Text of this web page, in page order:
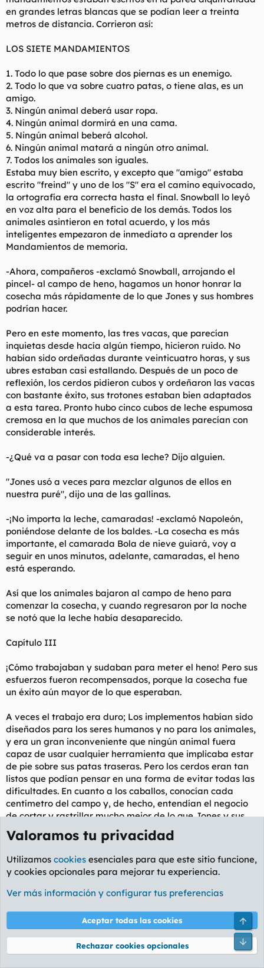
en grandes letras blancas que se podían leer a treinta
metros de distancia. Corrieron así:
LOS SIETE MANDAMIENTOS
1. Todo lo que pase sobre dos piernas es un enemigo.
2. Todo lo que va sobre cuatro patas, o tiene alas, es un
amigo.
3. Ningún animal deberá usar ropa.
4. Ningún animal dormirá en una cama.
5. Ningún animal beberá alcohol.
6. Ningún animal matará a ningún otro animal.
7. Todos los animales son iguales.
Estaba muy bien escrito, y excepto que "amigo" estaba
escrito "freind" y uno de los "S" era el camino equivocado,
la ortografía era correcta hasta el final. Snowball lo leyó
en voz alta para el beneficio de los demás. Todos los
animales asintieron en total acuerdo, y los más
inteligentes empezaron de inmediato a aprender los
Mandamientos de memoria.
-Ahora, compañeros -exclamó Snowball, arrojando el
pincel- al campo de heno, hagamos un honor honrar la
cosecha más rápidamente de lo que Jones y sus hombres
podrían hacer.
Pero en este momento, las tres vacas, que parecían
inquietas desde hacía algún tiempo, hicieron ruido. No
habían sido ordeñadas durante veinticuatro horas, y sus
ubres estaban casi estallando. Después de un poco de
reflexión, los cerdos pidieron cubos y ordeñaron las vacas
con bastante éxito, sus trotones estaban bien adaptados
a esta tarea. Pronto hubo cinco cubos de leche espumosa
cremosa en la que muchos de los animales parecían con
considerable interés.
-¿Qué va a pasar con toda esa leche? Dijo alguien.
"Jones usó a veces para mezclar algunos de ellos en
nuestra puré", dijo una de las gallinas.
-¡No importa la leche, camaradas! -exclamó Napoleón,
poniéndose delante de los baldes. -La cosecha es más
importante, el camarada Bola de nieve guiará, voy a
seguir en unos minutos, adelante, camaradas, el heno
está esperando.
Así que los animales bajaron al campo de heno para
comenzar la cosecha, y cuando regresaron por la noche
se notó que la leche había desaparecido.
Capítulo III
¡Cómo trabajaban y sudaban para meter el heno! Pero sus
esfuerzos fueron recompensados, porque la cosecha fue
un éxito aún mayor de lo que esperaban.
A veces el trabajo era duro; Los implementos habían sido
diseñados para los seres humanos y no para los animales,
y era un gran inconveniente que ningún animal fuera
capaz de usar cualquier herramienta que implicaba estar
de pie sobre sus patas traseras. Pero los cerdos eran tan
listos que podían pensar en una forma de evitar todas las
dificultades. En cuanto a los caballos, conocían cada
centímetro del campo y, de hecho, entendían el negocio
de cortar y rastrillar mucho mejor de lo que Jones y sus
hombres habían hecho. Los cerdos no trabajaban, sino que
dirigían y supervisaban a los demás. Con su conocimiento
boxeador y el trébol se engancharían al cortador o al
rastrillo de caballo (no se necesitarían pedazos ni riendas
en estos días, por supuesto) y vagabundear
constantemente alrededor del campo con un cerdo
caminando detrás y gritando "¡Gee para arriba,
camarada! " O "Whoa de vuelta, camarada!" Según el
caso. Y todos los animales, hasta los más humildes,
trabajaban en dar vuelta al heno y reunirlos. Incluso los
Valoramos tu privacidad
Utilizamos cookies esenciales para que este sitio funcione,
y cookies opcionales para mejorar tu experiencia.
Ver más información y configurar tus preferencias
Aceptar todas las cookies
Rechazar cookies opcionales
Pie